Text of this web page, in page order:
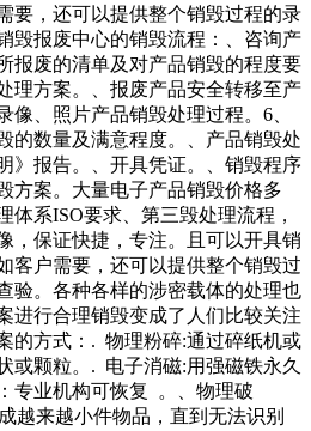
要，还可以提供整个销毁过程的录
毁报废中心的销毁流程：、咨询产
报废的清单及对产品销毁的程度要
理方案。、报废产品安全转移至产
像、照片产品销毁处理过程。6、
的数量及满意程度。、产品销毁处
》报告。、开具凭证。、销毁程序
方案。大量电子产品销毁价格多
体系ISO要求、第三毁处理流程，
，保证快捷，专注。且可以开具销
客户需要，还可以提供整个销毁过
验。各种各样的涉密载体的处理也
进行合理销毁变成了人们比较关注
的方式：. 物理粉碎:通过碎纸机或
或颗粒。. 电子消磁:用强磁铁永久
专业机构可恢复 。、物理破
越来越小件物品，直到无法识别